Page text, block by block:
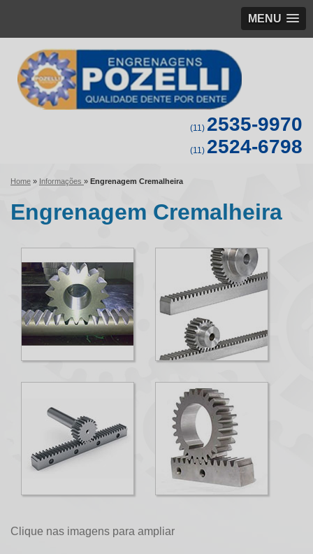
MENU
(11) 2535-9970
(11) 2524-6798
Home » Informações » Engrenagem Cremalheira
Engrenagem Cremalheira
Clique nas imagens para ampliar